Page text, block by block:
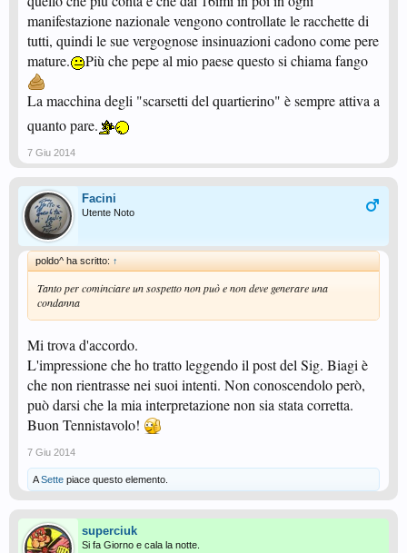
manifestazione nazionale vengono controllate le racchette di
tutti, quindi le sue vergognose insinuazioni cadono come pere
mature.
Più che pepe al mio paese questo si chiama fango
La macchina degli "scarsetti del quartierino" è sempre attiva a
quanto pare.
7 Giu 2014
Facini
Utente Noto
poldo^ ha scritto: ↑
Tanto per cominciare un sospetto non può e non deve generare una
condanna
Mi trova d'accordo.
L'impressione che ho tratto leggendo il post del Sig. Biagi è
che non rientrasse nei suoi intenti. Non conoscendolo però,
può darsi che la mia interpretazione non sia stata corretta.
Buon Tennistavolo!
7 Giu 2014
ASette piace questo elemento.
superciuk
Si fa Giorno e cala la notte.